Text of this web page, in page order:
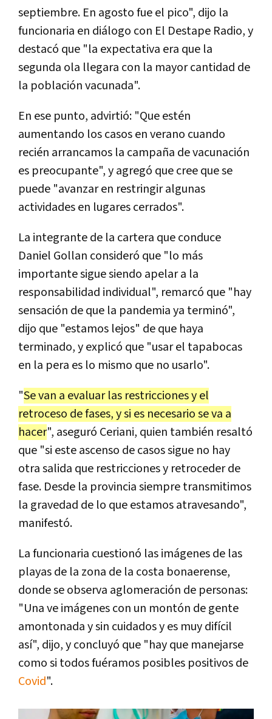
septiembre. En agosto fue el pico", dijo la
funcionaria en diálogo con El Destape Radio, y
destacó que "la expectativa era que la
segunda ola llegara con la mayor cantidad de
la población vacunada".
En ese punto, advirtió: "Que estén
aumentando los casos en verano cuando
recién arrancamos la campaña de vacunación
es preocupante", y agregó que cree que se
puede "avanzar en restringir algunas
actividades en lugares cerrados".
La integrante de la cartera que conduce
Daniel Gollan consideró que "lo más
importante sigue siendo apelar a la
responsabilidad individual", remarcó que "hay
sensación de que la pandemia ya terminó",
dijo que "estamos lejos" de que haya
terminado, y explicó que "usar el tapabocas
en la pera es lo mismo que no usarlo".
"Se van a evaluar las restricciones y el
retroceso de fases, y si es necesario se va a
hacer", aseguró Ceriani, quien también resaltó
que "si este ascenso de casos sigue no hay
otra salida que restricciones y retroceder de
fase. Desde la provincia siempre transmitimos
la gravedad de lo que estamos atravesando",
manifestó.
La funcionaria cuestionó las imágenes de las
playas de la zona de la costa bonaerense,
donde se observa aglomeración de personas:
"Una ve imágenes con un montón de gente
amontonada y sin cuidados y es muy difícil
así", dijo, y concluyó que "hay que manejarse
como si todos fuéramos posibles positivos de
Covid".